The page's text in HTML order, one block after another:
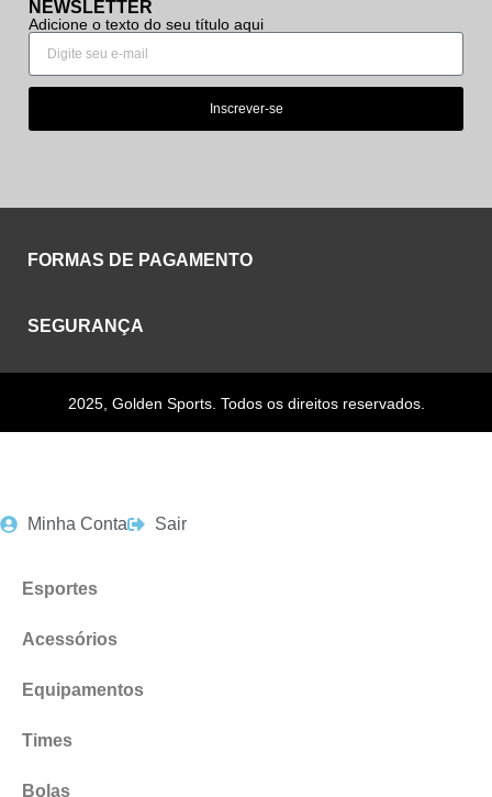
NEWSLETTER
Adicione o texto do seu título aqui
Inscrever-se
FORMAS DE PAGAMENTO
SEGURANÇA
2025, Golden Sports. Todos os direitos reservados.
Minha Conta Sair
Esportes
Acessórios
Equipamentos
Times
Bolas